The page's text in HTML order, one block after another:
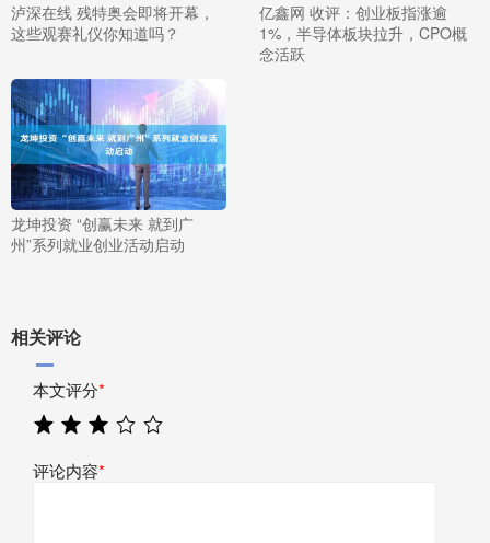
泸深在线 残特奥会即将开幕，
这些观赛礼仪你知道吗？
亿鑫网 收评：创业板指涨逾
1%，半导体板块拉升，CPO概
念活跃
龙坤投资 “创赢未来 就到广
州”系列就业创业活动启动
相关评论
本文评分*
评论内容*